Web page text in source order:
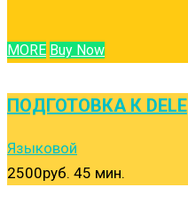
MORE Buy Now
ПОДГОТОВКА К DELE
Языковой
2500руб. 45 мин.